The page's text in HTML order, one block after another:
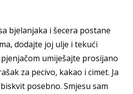
bjelanjaka i šecera postane
dodajte joj ulje i tekući
umiješajte prosijano
za pecivo, kakao i cimet. Ja
posebno. Smjesu sam